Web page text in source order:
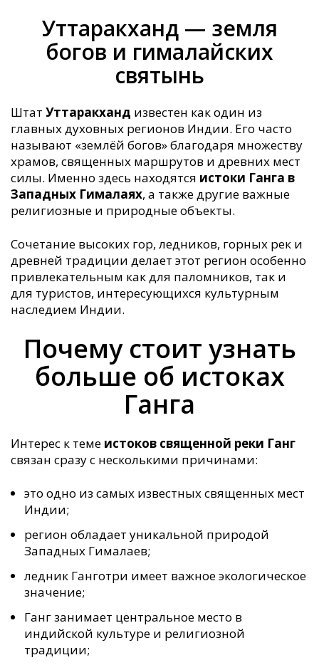
Уттаракханд — земля
богов и гималайских
святынь
Штат Уттаракханд известен как один из
главных духовных регионов Индии. Его часто
называют «землёй богов» благодаря множеству
храмов, священных маршрутов и древних мест
силы. Именно здесь находятся истоки Ганга в
Западных Гималаях, а также другие важные
религиозные и природные объекты.
Сочетание высоких гор, ледников, горных рек и
древней традиции делает этот регион особенно
привлекательным как для паломников, так и
для туристов, интересующихся культурным
наследием Индии.
Почему стоит узнать
больше об истоках
Ганга
Интерес к теме истоков священной реки Ганг
связан сразу с несколькими причинами:
это одно из самых известных священных мест
Индии;
регион обладает уникальной природой
Западных Гималаев;
ледник Ганготри имеет важное экологическое
значение;
Ганг занимает центральное место в
индийской культуре и религиозной
традиции;